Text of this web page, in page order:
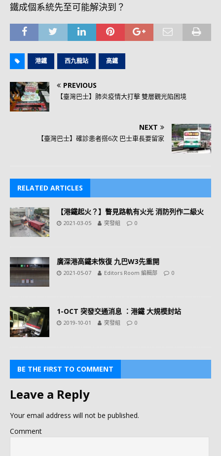
鐵成個系統先至可能解決到？
港鐵 西九龍站 高鐵
PREVIOUS
【臺灣巴士】肺炎疫情大打擊 雙層觀光陷困境
NEXT
【臺灣巴士】確診患者搭6次 巴士車長要留家
RELATED ARTICLES
【港鐵起火？】瞥見路軌有火光 消防列作二級火
2021-03-05 突發組 0
廣深港高鐵未恢復 九巴W3先重開
2021-05-07 Editors Room 編輯部 0
1-OCT 突發交通消息 ：港鐵 大規模封站
2019-10-01 突發組 0
BE THE FIRST TO COMMENT
Leave a Reply
Your email address will not be published.
Comment